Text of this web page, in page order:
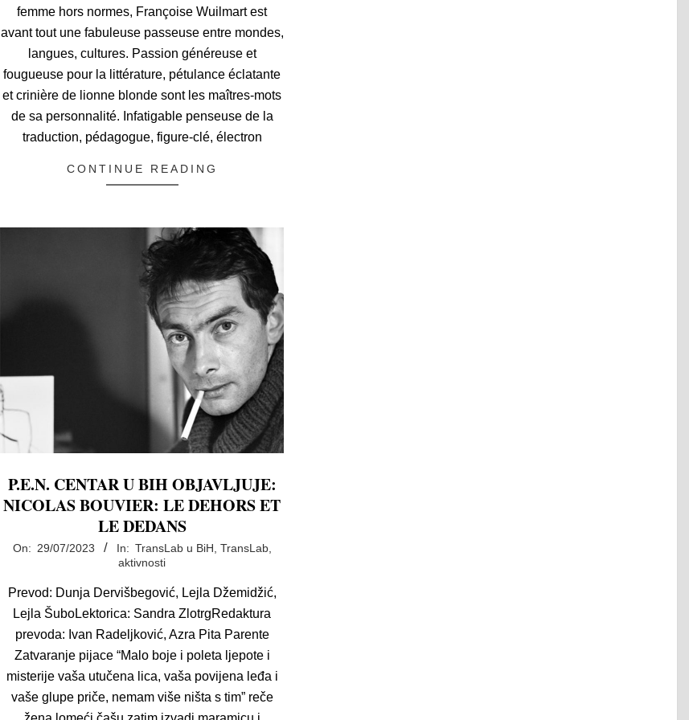
femme hors normes, Françoise Wuilmart est
avant tout une fabuleuse passeuse entre mondes,
langues, cultures. Passion généreuse et
fougueuse pour la littérature, pétulance éclatante
et crinière de lionne blonde sont les maîtres-mots
de sa personnalité. Infatigable penseuse de la
traduction, pédagogue, figure-clé, électron
CONTINUE READING
P.E.N. CENTAR U BIH OBJAVLJUJE:
NICOLAS BOUVIER: LE DEHORS ET
LE DEDANS
2023-
29
On: 29/07/2023 In: TransLab u BiH TransLab,
aktivnosti
Prevod: Dunja Dervišbegović, Lejla Džemidžić,
Lejla ŠuboLektorica: Sandra ZlotrgRedaktura
prevoda: Ivan Radeljković, Azra Pita Parente
Zatvaranje pijace “Malo boje i poleta ljepote i
misterije vaša utučena lica, vaša povijena leđa i
vaše glupe priče, nemam više ništa s tim” reče